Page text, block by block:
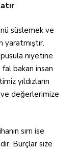
süslemek ve
niyetine
fal bakan insan
yıldızların
ve değerlerimize
sırrı ise
Burçlar size